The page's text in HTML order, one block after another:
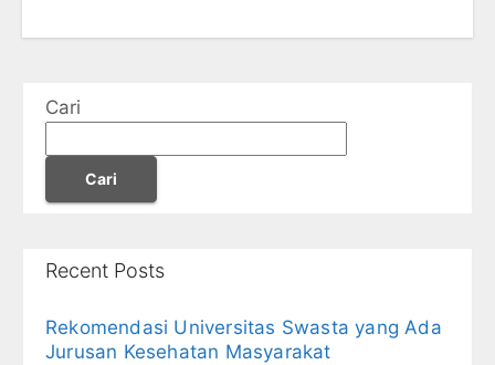
Cari
Cari
Recent Posts
Rekomendasi Universitas Swasta yang Ada
Jurusan Kesehatan Masyarakat